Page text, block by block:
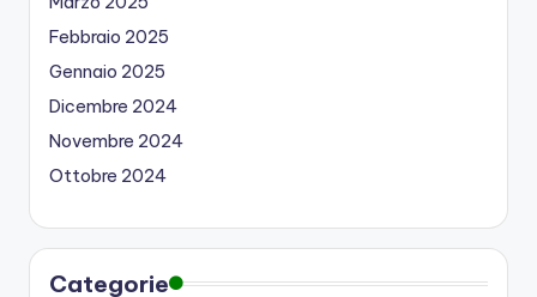
Febbraio 2025
Gennaio 2025
Dicembre 2024
Novembre 2024
Ottobre 2024
Categorie